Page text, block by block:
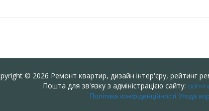
© 2026 Ремонт квартир, дизайн інтер'єру, рейтинг
Пошта для зв'язку з адміністрацією сайту:
Політика конфіденційності Угода